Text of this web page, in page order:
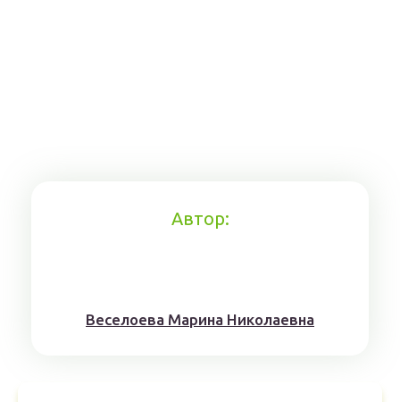
Автор:
Веселоева Марина Николаевна